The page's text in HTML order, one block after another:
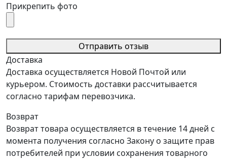
Прикрепить фото
Отправить отзыв
Доставка
Доставка осуществляется Новой Почтой или
курьером. Стоимость доставки рассчитывается
согласно тарифам перевозчика.
Возврат
Возврат товара осуществляется в течение 14 дней с
момента получения согласно Закону о защите прав
потребителей при условии сохранения товарного